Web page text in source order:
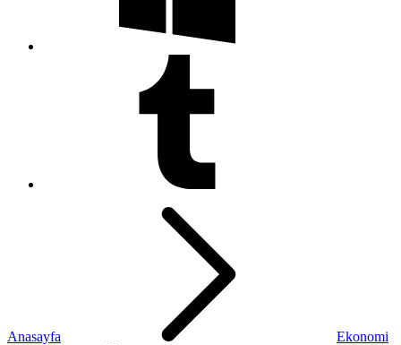
Anasayfa Ekonomi